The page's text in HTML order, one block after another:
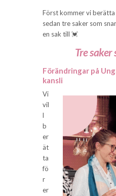
Först kommer vi
sedan tre saker som
en sak till 💓
Tre saker
Förändringar på
kansli
Vi
vil
l
b
er
ät
ta
fö
r
er